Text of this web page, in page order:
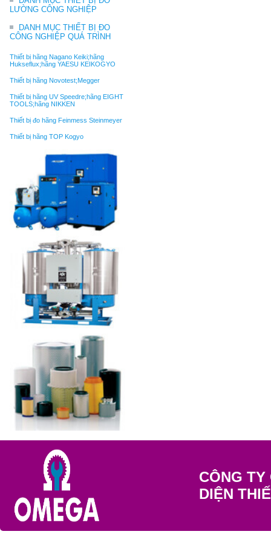
LƯỜNG CÔNG NGHIỆP
DANH MỤC THIẾT BỊ ĐO
CÔNG NGHIỆP QUÁ TRÌNH
Thiết bị hãng Nagano Keiki;hãng
Hukseflux;hãng YAESU KEIKOGYO
Thiết bị hãng Novotest;Megger
Thiết bị hãng UV Speedre;hãng EIGHT
TOOLS;hãng NIKKEN
Thiết bị đo hãng Feinmess Steinmeyer
Thiết bị hãng TOP Kogyo
CÔNG
DIỆN